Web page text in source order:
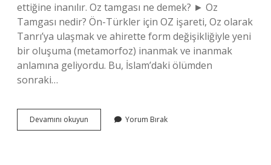
ettiğine inanılır. Oz tamgası ne demek? ► Oz
Tamgası nedir? Ön-Türkler için OZ işareti, Oz olarak
Tanrı’ya ulaşmak ve ahirette form değişikliğiyle yeni
bir oluşuma (metamorfoz) inanmak ve inanmak
anlamına geliyordu. Bu, İslam’daki ölümden
sonraki…
Devamını okuyun
Haç
Yorum Bırak